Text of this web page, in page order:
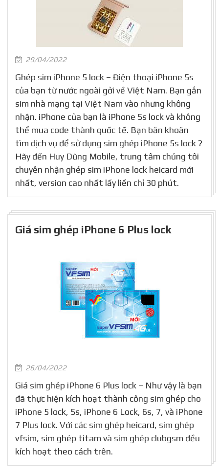
29/04/2022
Ghép sim iPhone 5 lock – Điện thoại iPhone 5s
của bạn từ nước ngoài gởi về Việt Nam. Bạn gắn
sim nhà mạng tại Việt Nam vào nhưng không
nhận. iPhone của bạn là iPhone 5s lock và không
thể mua code thành quốc tế. Bạn băn khoăn
tìm dịch vụ để sử dụng sim ghép iPhone 5s lock ?
Hãy đến Huy Dũng Mobile, trung tâm chúng tôi
chuyên nhận ghép sim iPhone lock heicard mới
nhất, version cao nhất lấy liền chỉ 30 phút.
Giá sim ghép iPhone 6 Plus lock
26/04/2022
Giá sim ghép iPhone 6 Plus lock – Như vậy là bạn
đã thực hiện kích hoạt thành công sim ghép cho
iPhone 5 lock, 5s, iPhone 6 Lock, 6s, 7, và iPhone
7 Plus lock. Với các sim ghép heicard, sim ghép
vfsim, sim ghép titam và sim ghép clubgsm đều
kích hoạt theo cách trên.